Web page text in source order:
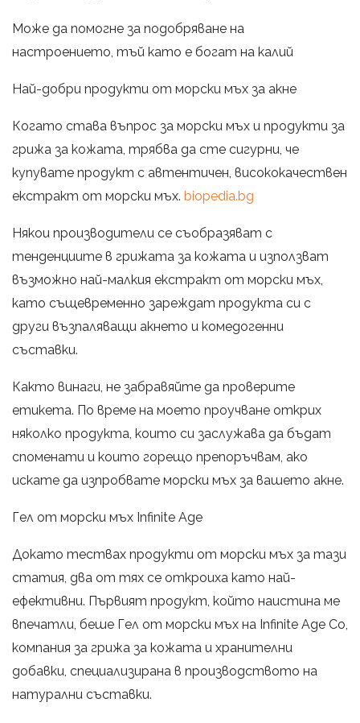
Може да помогне за подобряване на
настроението, тъй като е богат на калий
Най-добри продукти от морски мъх за акне
Когато става въпрос за морски мъх и продукти за
грижа за кожата, трябва да сте сигурни, че
купувате продукт с автентичен, висококачествен
екстракт от морски мъх. biopedia.bg
Някои производители се съобразяват с
тенденциите в грижата за кожата и използват
възможно най-малкия екстракт от морски мъх,
като същевременно зареждат продукта си с
други възпаляващи акнето и комедогенни
съставки.
Както винаги, не забравяйте да проверите
етикета. По време на моето проучване открих
няколко продукта, които си заслужава да бъдат
споменати и които горещо препоръчвам, ако
искате да изпробвате морски мъх за вашето акне.
Гел от морски мъх Infinite Age
Докато тествах продукти от морски мъх за тази
статия, два от тях се откроиха като най-
ефективни. Първият продукт, който наистина ме
впечатли, беше Гел от морски мъх на Infinite Age Co,
компания за грижа за кожата и хранителни
добавки, специализирана в производството на
натурални съставки.